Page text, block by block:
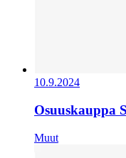
10.9.2024
Osuuskauppa
Muut